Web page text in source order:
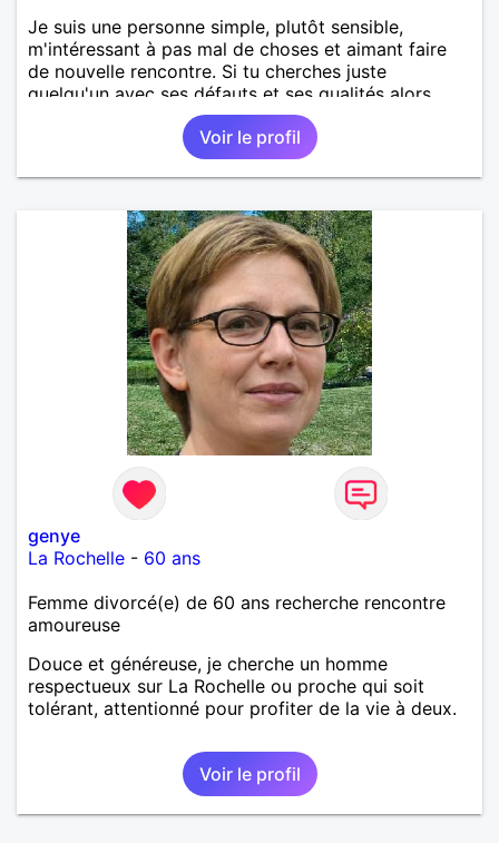
Je suis une personne simple, plutôt sensible,
m'intéressant à pas mal de choses et aimant faire
de nouvelle rencontre. Si tu cherches juste
quelqu'un avec ses défauts et ses qualités alors
pourquoi ne pas faire connaissance?
Voir le profil
genye
La Rochelle - 60 ans
Femme divorcé(e) de 60 ans recherche rencontre
amoureuse
Douce et généreuse, je cherche un homme
respectueux sur La Rochelle ou proche qui soit
tolérant, attentionné pour profiter de la vie à deux.
Voir le profil